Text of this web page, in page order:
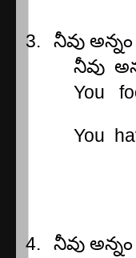
3. నీవు అన్నం
నీవు
You
You
4. నీవు అన్నం